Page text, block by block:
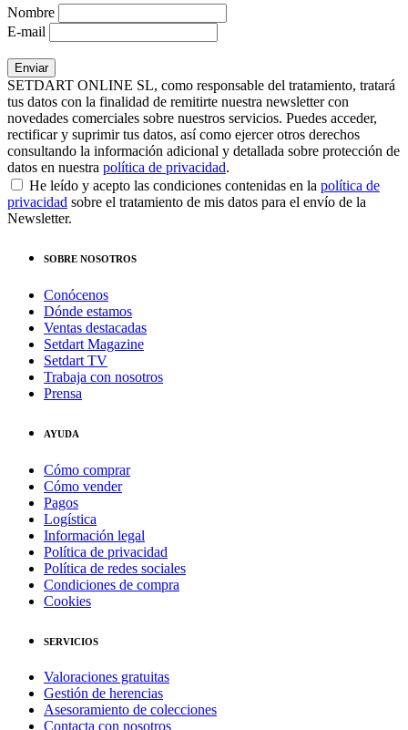
Nombre
E-mail
SETDART ONLINE SL, como responsable del tratamiento, tratará
tus datos con la finalidad de remitirte nuestra newsletter con
novedades comerciales sobre nuestros servicios. Puedes acceder,
rectificar y suprimir tus datos, así como ejercer otros derechos
consultando la información adicional y detallada sobre protección de
datos en nuestra política de privacidad.
He leído y acepto las condiciones contenidas en la política de
privacidad sobre el tratamiento de mis datos para el envío de la
Newsletter.
SOBRE NOSOTROS
Conócenos
Dónde estamos
Ventas destacadas
Setdart Magazine
Setdart TV
Trabaja con nosotros
Prensa
AYUDA
Cómo comprar
Cómo vender
Pagos
Logística
Información legal
Política de privacidad
Política de redes sociales
Condiciones de compra
Cookies
SERVICIOS
Valoraciones gratuitas
Gestión de herencias
Asesoramiento de colecciones
Contacta con nosotros